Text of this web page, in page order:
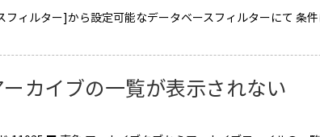
ィルター]から設定可能なデータベースフィルターにて 条
ーカイブの一覧が表示されない